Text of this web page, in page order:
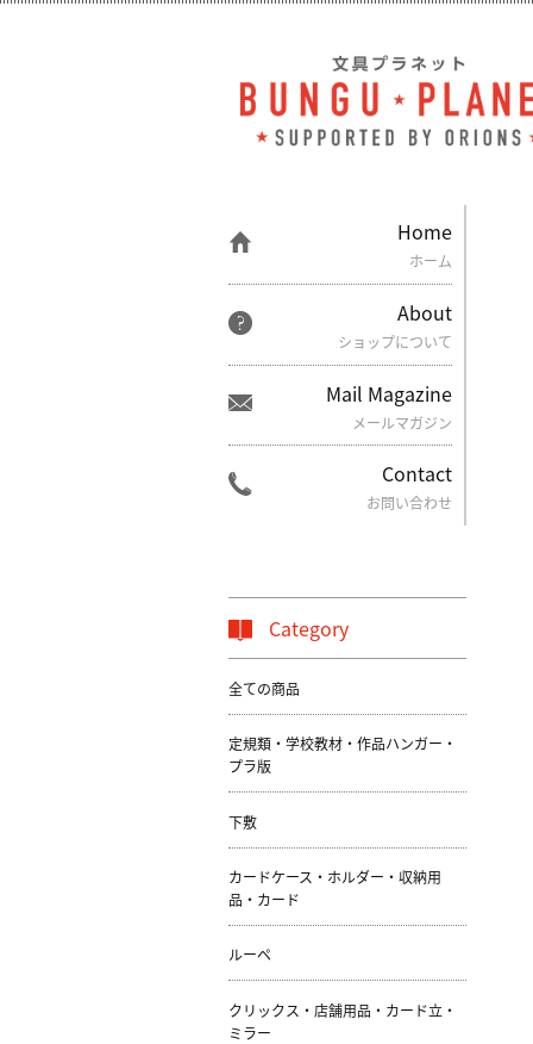
Home
ホーム
About
ショップについて
Mail Magazine
メールマガジン
Contact
お問い合わせ
Category
全ての商品
定規類・学校教材・作品ハンガー・
プラ版
下敷
カードケース・ホルダー・収納用
品・カード
ルーペ
クリックス・店舗用品・カード立・
ミラー